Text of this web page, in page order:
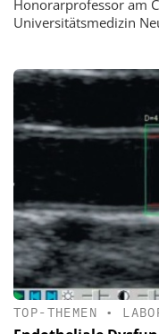
Honorarprofessor am
Universitätsmedizin
TOP-THEMEN •